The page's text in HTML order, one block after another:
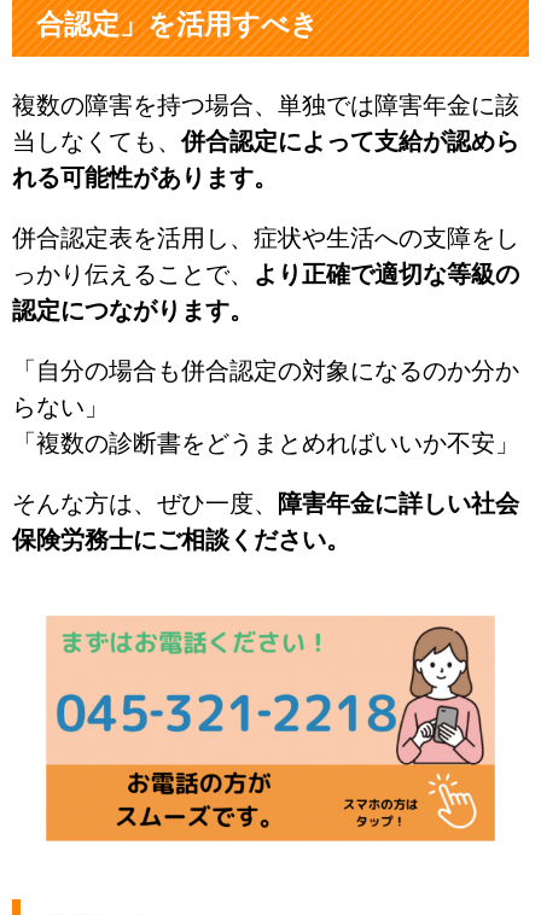
合認定」を活用すべき
複数の障害を持つ場合、単独では障害年金に該
当しなくても、併合認定によって支給が認めら
れる可能性があります。
併合認定表を活用し、症状や生活への支障をし
っかり伝えることで、 より正確で適切な等級の
認定につながります。
「自分の場合も併合認定の対象になるのか分か
らない」
「複数の診断書をどうまとめればいいか不安」
そんな方は、ぜひ一度、
障害年金に詳しい社会
保険労務士にご相談ください。